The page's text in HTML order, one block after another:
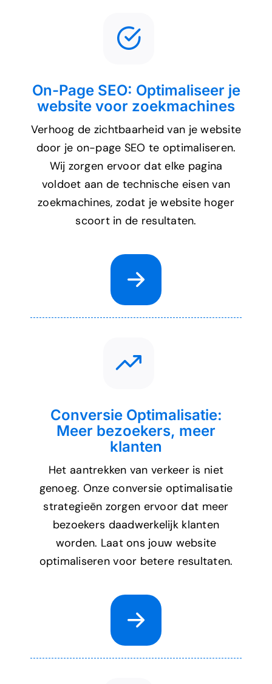
On-Page SEO: Optimaliseer je
website voor zoekmachines
Verhoog de zichtbaarheid van je website
door je on-page SEO te optimaliseren.
Wij zorgen ervoor dat elke pagina
voldoet aan de technische eisen van
zoekmachines, zodat je website hoger
scoort in de resultaten.
Conversie Optimalisatie:
Meer bezoekers, meer
klanten
Het aantrekken van verkeer is niet
genoeg. Onze conversie optimalisatie
strategieën zorgen ervoor dat meer
bezoekers daadwerkelijk klanten
worden. Laat ons jouw website
optimaliseren voor betere resultaten.